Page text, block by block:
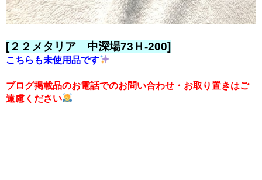
[２２メタリア 中深場73Ｈ-200]
こちらも未使用品です
ブログ掲載品のお電話でのお問い合わせ・お取り置きはご
遠慮ください